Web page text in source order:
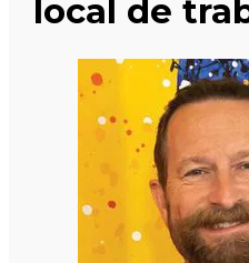
local de